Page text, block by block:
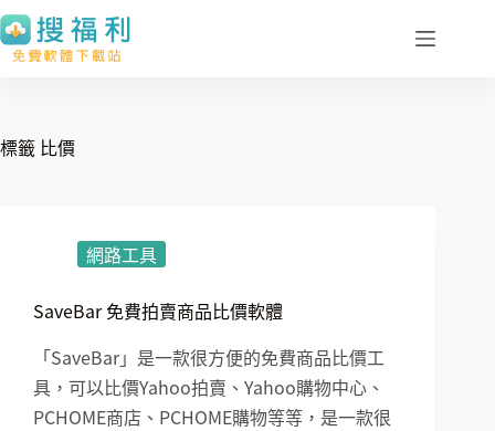
跳
至
內
容
標籤 比價
網路工具
SaveBar 免費拍賣商品比價軟體
「SaveBar」是一款很方便的免費商品比價工
具，可以比價Yahoo拍賣、Yahoo購物中心、
PCHOME商店、PCHOME購物等等，是一款很